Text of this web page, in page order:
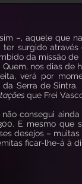
–, aquele que
surgido
da missão
nos dias de
verá por
Serra de
que Frei
consegui
E mesmo
desejos –
ficar-lhe-á à